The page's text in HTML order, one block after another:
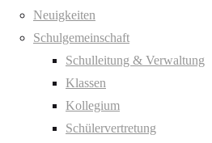
Neuigkeiten
Schulgemeinschaft
Schulleitung & Verwaltung
Klassen
Kollegium
Schülervertretung